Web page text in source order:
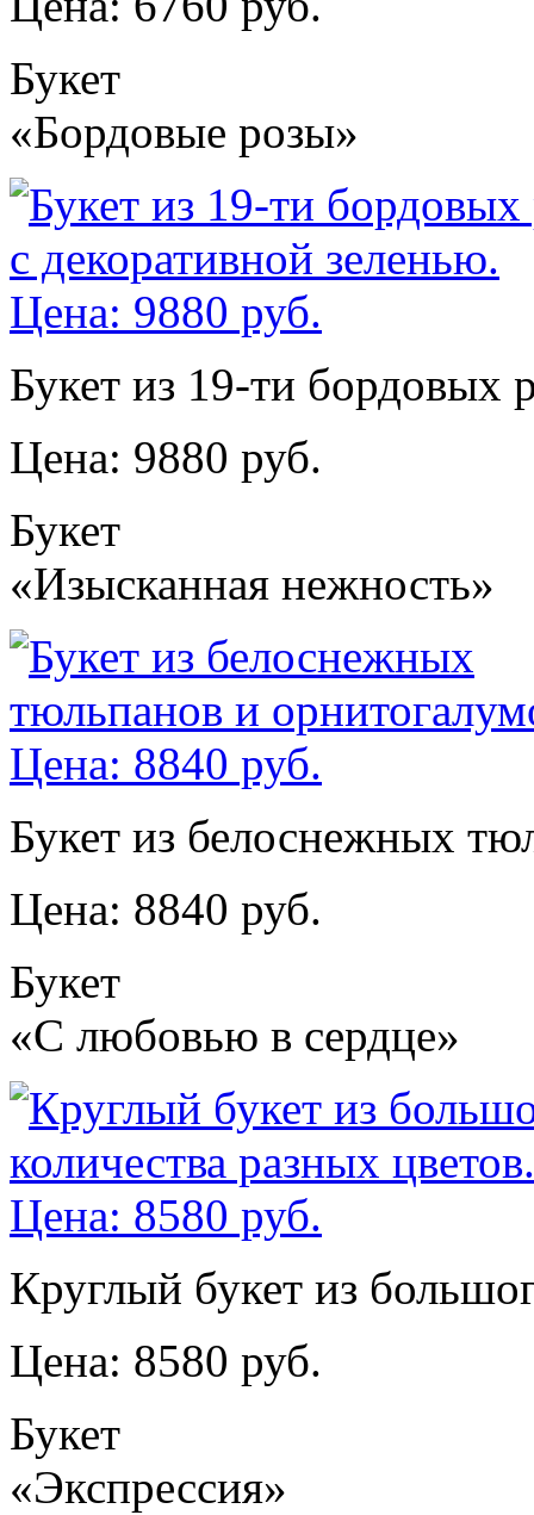
Букет
«Бордовые розы»
Букет из 19-ти бордовых
Цена: 9880 руб.
Букет
«Изысканная нежность»
Букет из белоснежных
Цена: 8840 руб.
Букет
«С любовью в сердце»
Круглый букет из
Цена: 8580 руб.
Букет
«Экспрессия»